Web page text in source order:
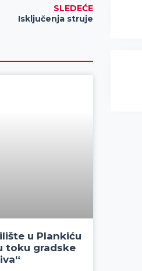
SLEDEĆE
Isključenja struje
u Plankiću
toku gradske